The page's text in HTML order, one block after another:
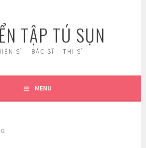
TẬP TÚ SỤN
SĨ – BÁC SĨ – THI SĨ
MENU